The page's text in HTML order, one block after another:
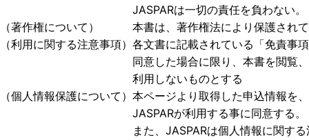
JASPARは一切の責任を負わない。
（著作権について） 本書は、著作権法により保護されて
（利用に関する注意事項）各文書に記載されている「免責
同意した場合に限り、本書を閲覧、利用する
利用しないものとする
（個人情報保護について）本ページより取得した申込情報
JASPARが利用する事に同意する。
また、JASPARは個人情報に関する法令およ